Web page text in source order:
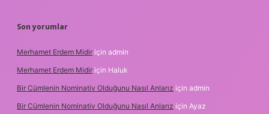
Son yorumlar
Merhamet Erdem Midir için admin
Merhamet Erdem Midir için Haluk
Bir Cümlenin Nominativ Olduğunu Nasıl Anlarız için admin
Bir Cümlenin Nominativ Olduğunu Nasıl Anlarız için Ayaz